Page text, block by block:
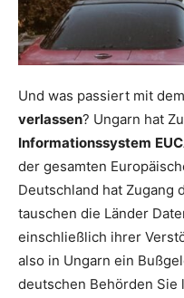
Und was passiert mit
verlassen? Ungarn hat
Informationssystem
der gesamten
Deutschland hat Zugang
tauschen die Länder
einschließlich ihrer
also in Ungarn ein
deutschen Behörden Sie